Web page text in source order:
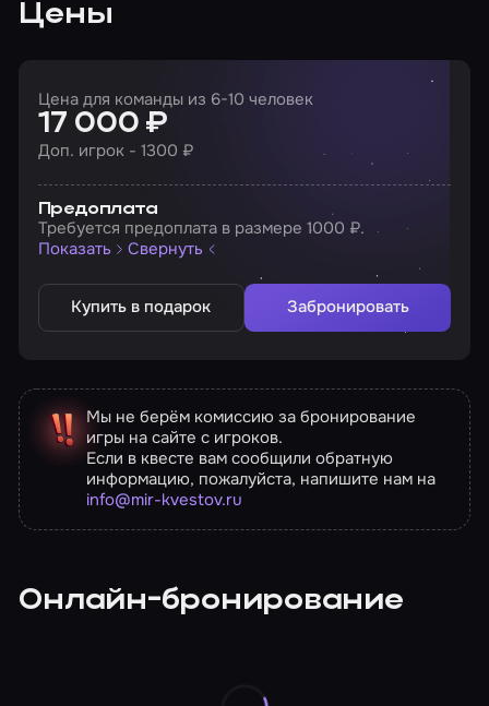
Цены
Цена для команды из 6-10 человек
17 000 ₽
Доп. игрок - 1300 ₽
Предоплата
Требуется предоплата в размере 1000 ₽.
Показать
Свернуть
Купить в подарок Забронировать
Мы не берём комиссию за бронирование
игры на сайте с игроков.
Если в квесте вам сообщили обратную
информацию, пожалуйста, напишите нам на
info@mir-kvestov.ru
Онлайн-бронирование